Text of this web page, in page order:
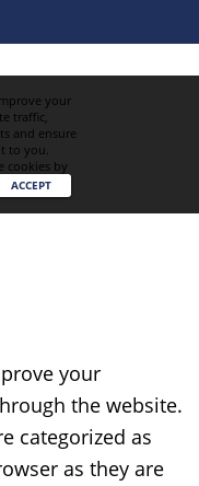
your
traffic,
and ensure
to you.
cookies by
ACCEPT
your
the website.
categorized as
as they are